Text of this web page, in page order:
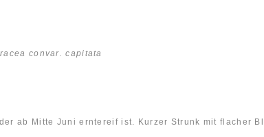
convar. capitata
ab Mitte Juni erntereif ist. Kurzer Strunk mit flacher